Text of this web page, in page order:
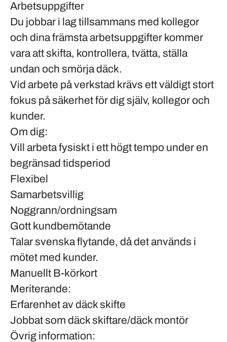
Arbetsuppgifter
Du jobbar i lag tillsammans med kollegor
och dina främsta arbetsuppgifter kommer
vara att skifta, kontrollera, tvätta, ställa
undan och smörja däck.
Vid arbete på verkstad krävs ett väldigt stort
fokus på säkerhet för dig själv, kollegor och
kunder.
Om dig:
Vill arbeta fysiskt i ett högt tempo under en
begränsad tidsperiod
Flexibel
Samarbetsvillig
Noggrann/ordningsam
Gott kundbemötande
Talar svenska flytande, då det används i
mötet med kunder.
Manuellt B-körkort
Meriterande:
Erfarenhet av däck skifte
Jobbat som däck skiftare/däck montör
Övrig information: